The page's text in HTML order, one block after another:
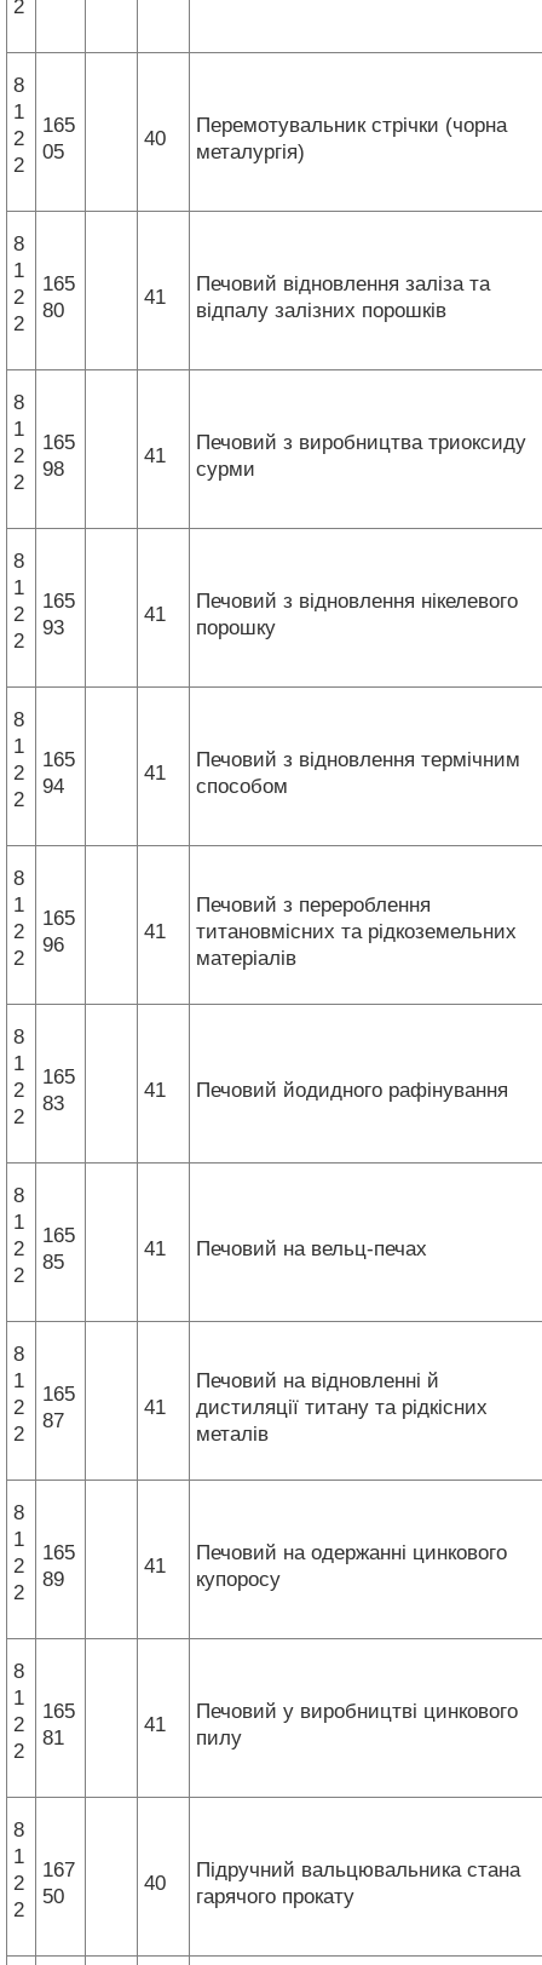
2
8
1
2
2
165
05
40
Перемотувальник стрічки (чорна
металургія)
8
1
2
2
165
80
41
Печовий відновлення заліза та
відпалу залізних порошків
8
1
2
2
165
98
41
Печовий з виробництва триоксиду
сурми
8
1
2
2
165
93
41
Печовий з відновлення нікелевого
порошку
8
1
2
2
165
94
41
Печовий з відновлення термічним
способом
8
1
2
2
165
96
41
Печовий з перероблення
титановмісних та рідкоземельних
матеріалів
8
1
2
2
165
83
41 Печовий йодидного рафінування
8
1
2
2
165
85
41 Печовий на вельц-печах
8
1
2
2
165
87
41
Печовий на відновленні й
дистиляції титану та рідкісних
металів
8
1
2
2
165
89
41
Печовий на одержанні цинкового
купоросу
8
1
2
2
165
81
41
Печовий у виробництві цинкового
пилу
8
1
2
2
167
50
40
Підручний вальцювальника стана
гарячого прокату